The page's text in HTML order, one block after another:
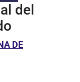
del
DE